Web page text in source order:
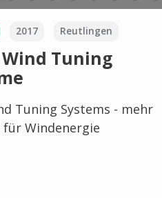
2017 Reutlingen
Wind Tuning
Tuning Systems - mehr
für Windenergie